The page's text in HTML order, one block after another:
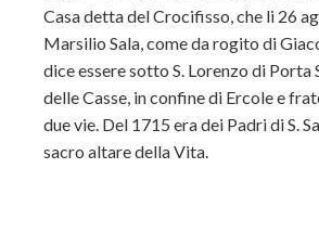
Casa detta del Crocifisso, che li 26
Marsilio Sala, come da rogito di
dice essere sotto S. Lorenzo di Porta
delle Casse, in confine di Ercole e
due vie. Del 1715 era dei Padri di S.
sacro altare della Vita.